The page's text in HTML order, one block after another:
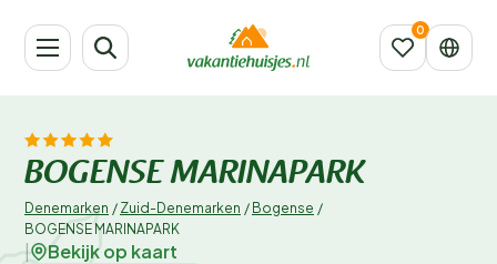
BOGENSE MARINAPARK
Denemarken / Zuid-Denemarken / Bogense /
BOGENSE MARINAPARK
Bekijk op kaart